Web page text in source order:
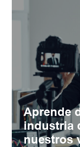
Aprende
industria
nuestros